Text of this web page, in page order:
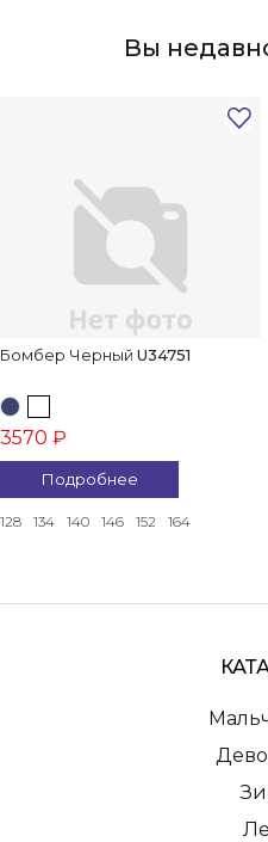
Вы
Бомбер Черный U34751
3570 ₽
Подробнее
128 134 140 146 152 164